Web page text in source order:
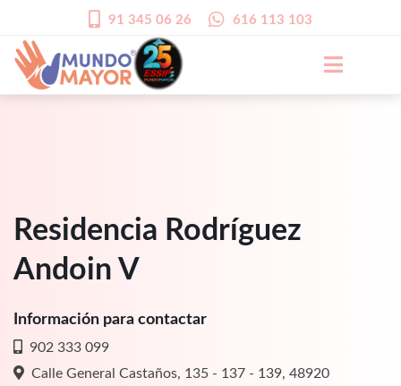
91 345 06 26 616 113 103
Residencia Rodríguez
Andoin V
Información para contactar
902 333 099
Calle General Castaños, 135 - 137 - 139, 48920